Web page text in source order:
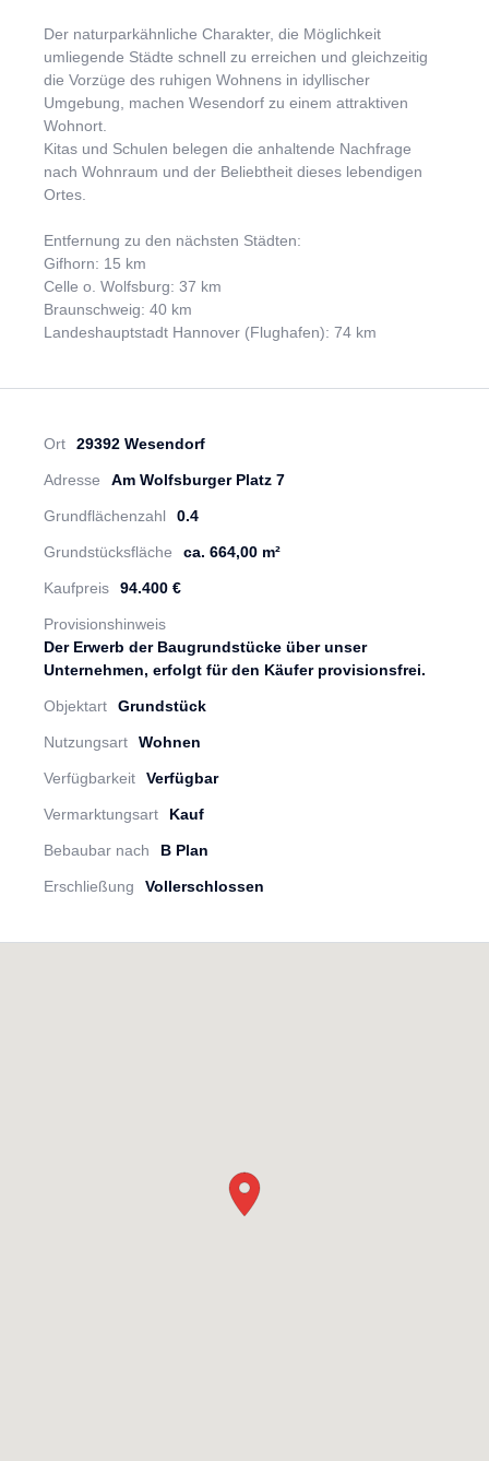
Die Vermarktung der Baugrundstücke erfolgt
provisionsfrei. Art und Maß der baulichen Nutzung ist im
Bebauungsplan wie folgt festgelegt:
GRZ: 0,4
Zahl der Vollgeschosse: II
offene Bauweise
Dieser Bebauungsplan ist großzügig ausgelegt und gibt
Ob Bungalow, Doppelhaus, Villa oder Einfamilienhaus,
Putz- oder Klinkerfassade, weiß oder in Farbe, hier
werden Wohnträume wahr. Erleben Sie vor Ort was
möglich ist und vereinbaren Sie gerne einen Termin zur
individuellen Besichtigung der noch verfügbaren
Der naturparkähnliche Charakter, die Möglichkeit
umliegende Städte schnell zu erreichen und gleichzeitig
die Vorzüge des ruhigen Wohnens in idyllischer
Umgebung, machen Wesendorf zu einem attraktiven
Wohnort.
Kitas und Schulen belegen die anhaltende Nachfrage
nach Wohnraum und der Beliebtheit dieses lebendigen
Ortes.
Entfernung zu den nächsten Städten:
Gifhorn: 15 km
Celle o. Wolfsburg: 37 km
Braunschweig: 40 km
Landeshauptstadt Hannover (Flughafen): 74 km
Ort 29392 Wesendorf
Adresse Am Wolfsburger Platz 7
Grundflächenzahl 0.4
Grundstücksfläche ca. 664,00 m²
Kaufpreis 94.400 €
Provisionshinweis
Der Erwerb der Baugrundstücke über unser
Unternehmen, erfolgt für den Käufer provisionsfrei.
Objektart Grundstück
Nutzungsart Wohnen
Verfügbarkeit Verfügbar
Vermarktungsart Kauf
Bebaubar nach B Plan
Erschließung Vollerschlossen